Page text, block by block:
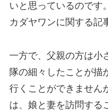
いと思っているのです
カダヤワンに関する記
一方で、父親の方は小
隊の細々したことが描
行くことができません
は、娘と妻を訪問する